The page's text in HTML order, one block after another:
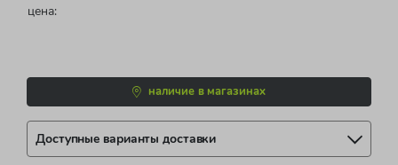
цена:
наличие в магазинах
Доступные варианты доставки